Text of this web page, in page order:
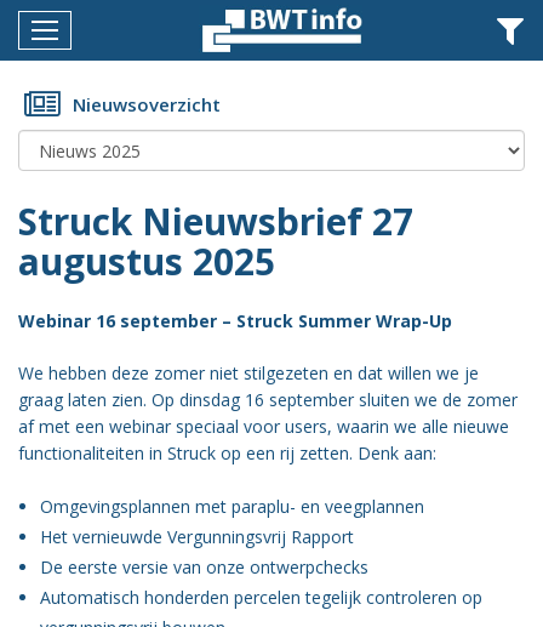
Menu
Home
Nieuws
Documenten
Dossiers
Opleidingen
Over
BWT
BMK
Vacatures
Vereniging
Nieuwsoverzicht
Struck Nieuwsbrief 27
augustus 2025
Webinar 16 september – Struck Summer Wrap-Up
We hebben deze zomer niet stilgezeten en dat willen we je
graag laten zien. Op dinsdag 16 september sluiten we de zomer
af met een webinar speciaal voor users, waarin we alle nieuwe
functionaliteiten in Struck op een rij zetten. Denk aan:
Omgevingsplannen met paraplu- en veegplannen
Het vernieuwde Vergunningsvrij Rapport
De eerste versie van onze ontwerpchecks
Automatisch honderden percelen tegelijk controleren op